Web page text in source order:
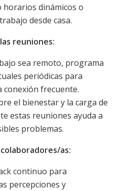
horarios dinámicos o
desde casa.
reuniones:
sea remoto, programa
periódicas para
conexión frecuente.
el bienestar y la carga de
estas reuniones ayuda a
problemas.
as:
continuo para
percepciones y